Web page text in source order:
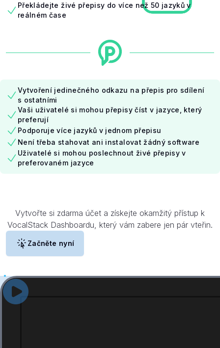
Překládejte živé přepisy do více než 50 jazyků v
reálném čase
Vytvoření jedinečného odkazu na přepis pro sdílení
s ostatními
Vaši uživatelé si mohou přepisy číst v jazyce, který
preferují
Podporuje více jazyků v jednom přepisu
Není třeba stahovat ani instalovat žádný software
Uživatelé si mohou poslechnout živé přepisy v
preferovaném jazyce
Vytvořte si zdarma účet a získejte okamžitý přístup k
VocalStack Dashboardu, který vám zabere jen pár vteřin.
Začněte nyní
Viz
VocalStack